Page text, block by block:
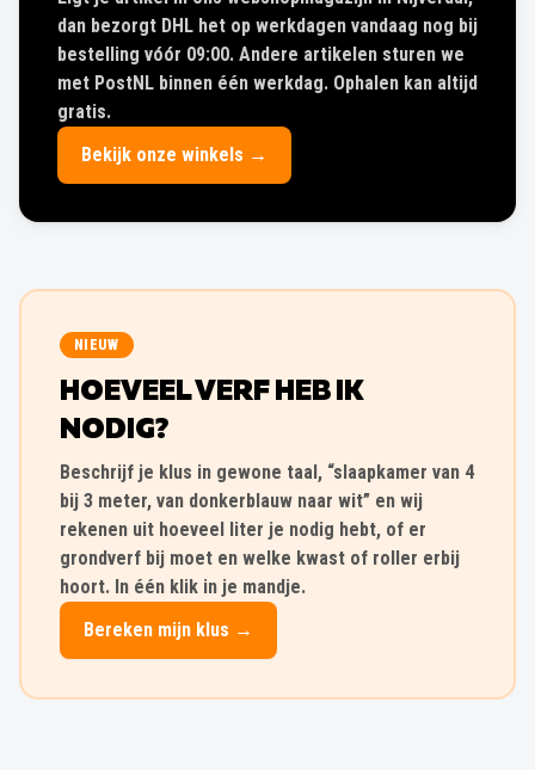
dan bezorgt DHL het op werkdagen vandaag nog bij
bestelling vóór 09:00. Andere artikelen sturen we
met PostNL binnen één werkdag. Ophalen kan altijd
gratis.
Bekijk onze winkels →
NIEUW
HOEVEEL VERF HEB IK
NODIG?
Beschrijf je klus in gewone taal, “slaapkamer van 4
bij 3 meter, van donkerblauw naar wit” en wij
rekenen uit hoeveel liter je nodig hebt, of er
grondverf bij moet en welke kwast of roller erbij
hoort. In één klik in je mandje.
Bereken mijn klus →